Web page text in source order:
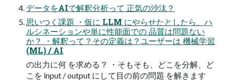
データをAIで解釈分析って 正気の沙汰？
思いつく課題 ・仮に LLM にやらせたとしたら、ハ
ルシネーションや単に性能面での 品質は問題ない
か？ ・解釈って？その定義は？ユーザーは 機械学習
(ML) / AI
の出力に何 を求める？ ・そもそも、どこを分解、ど
こを input / output にして目の前の問題 を解きます